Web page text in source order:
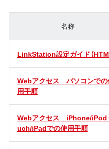
名称
LinkStation設定ガイド（
Webアクセス パソコンでの
用手順
Webアクセス iPhone/iPod
uch/iPadでの使用手順